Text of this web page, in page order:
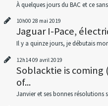
À quelques jours du BAC et ce
10h00 28 mai 2019
Jaguar I-Pace,
Il y a quinze jours, je débutais
12h1409 avril 2019
Soblacktie is coming
of...
Janvier et ses bonnes résolutions